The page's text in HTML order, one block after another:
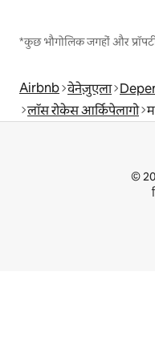
*कुछ भौगोलिक जगहों और
Airbnb वेनेज़ुएला
लॉस रोकेस आर्किपेलागो
©